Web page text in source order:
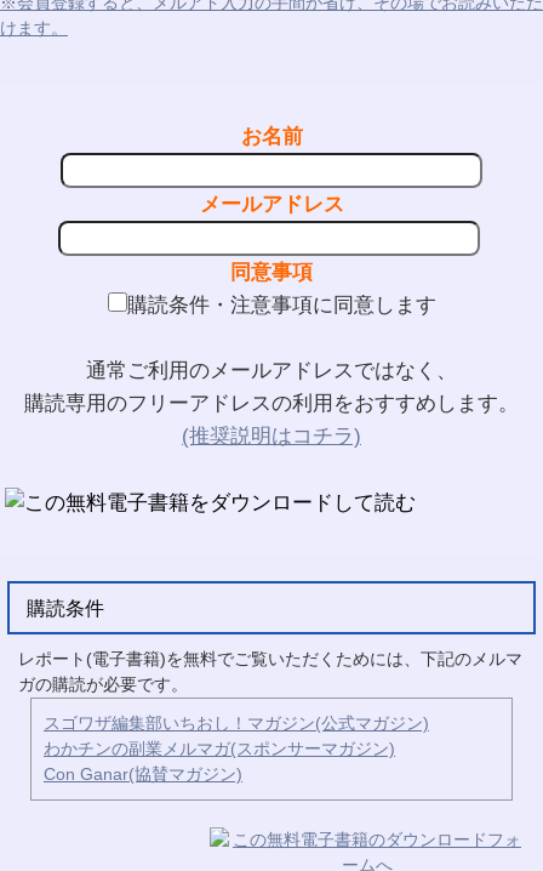
けます。
お名前
メールアドレス
同意事項
購読条件・注意事項に同意します
通常ご利用のメールアドレスではなく、
購読専用のフリーアドレスの利用をおすすめします。
(推奨説明はコチラ)
購読条件
レポート(電子書籍)を無料でご覧いただくためには、下記のメルマ
ガの購読が必要です。
スゴワザ編集部いちおし！マガジン(公式マガジン)
わかチンの副業メルマガ(スポンサーマガジン)
Con Ganar(協賛マガジン)